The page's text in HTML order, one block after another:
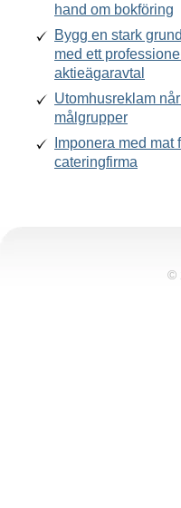
hand om bokföring
Bygg en stark
med ett
aktieägaravtal
Utomhusreklam
målgrupper
Imponera med mat
cateringfirma
©